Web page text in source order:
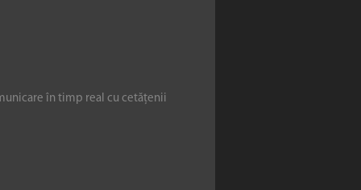
în timp real cu cetățenii